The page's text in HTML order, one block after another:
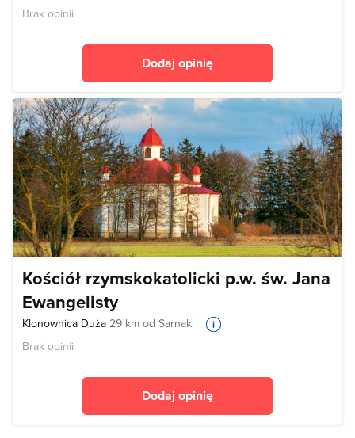
Brak opinii
Dodaj opinię
Kościół rzymskokatolicki p.w. św. Jana
Ewangelisty
Klonownica Duża 29 km od Sarnaki
Brak opinii
Dodaj opinię